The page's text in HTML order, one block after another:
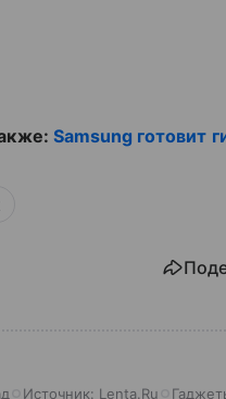
Samsung готовит
Источник: Lenta.Ru